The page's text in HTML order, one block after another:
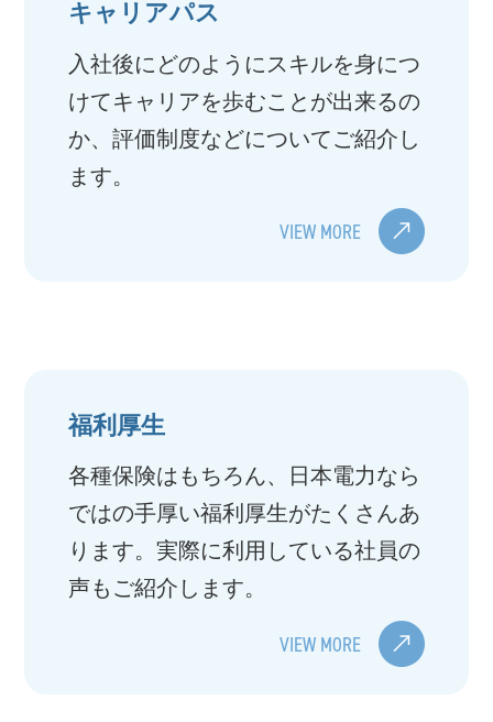
キャリアパス
入社後にどのようにスキルを身につ
けてキャリアを歩むことが出来るの
か、評価制度などについてご紹介し
ます。
VIEW MORE
福利厚生
各種保険はもちろん、日本電力なら
ではの手厚い福利厚生がたくさんあ
ります。実際に利用している社員の
声もご紹介します。
VIEW MORE